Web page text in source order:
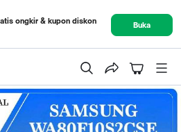
ongkir & kupon diskon
Buka